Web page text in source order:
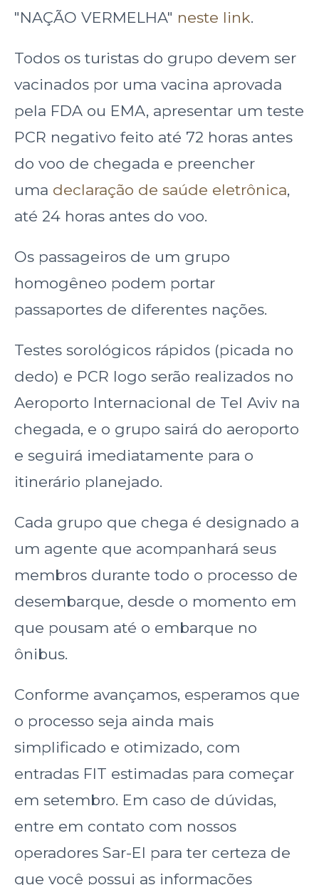
"NAÇÃO VERMELHA" neste link.
Todos os turistas do grupo devem ser
vacinados por uma vacina aprovada
pela FDA ou EMA, apresentar um teste
PCR negativo feito até 72 horas antes
do voo de chegada e preencher
uma declaração de saúde eletrônica,
até 24 horas antes do voo.
Os passageiros de um grupo
homogêneo podem portar
passaportes de diferentes nações.
Testes sorológicos rápidos (picada no
dedo) e PCR logo serão realizados no
Aeroporto Internacional de Tel Aviv na
chegada, e o grupo sairá do aeroporto
e seguirá imediatamente para o
itinerário planejado.
Cada grupo que chega é designado a
um agente que acompanhará seus
membros durante todo o processo de
desembarque, desde o momento em
que pousam até o embarque no
ônibus.
Conforme avançamos, esperamos que
o processo seja ainda mais
simplificado e otimizado, com
entradas FIT estimadas para começar
em setembro. Em caso de dúvidas,
entre em contato com nossos
operadores Sar-El para ter certeza de
que você possui as informações